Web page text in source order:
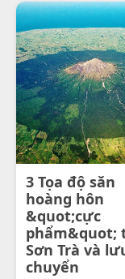
3 Tọa độ săn
hoàng hôn
&quot;cực
phẩm&quot;
Sơn Trà và
chuyển